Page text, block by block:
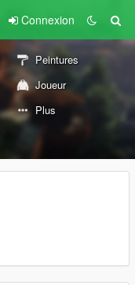
Connexion
Peintures
Joueur
Plus